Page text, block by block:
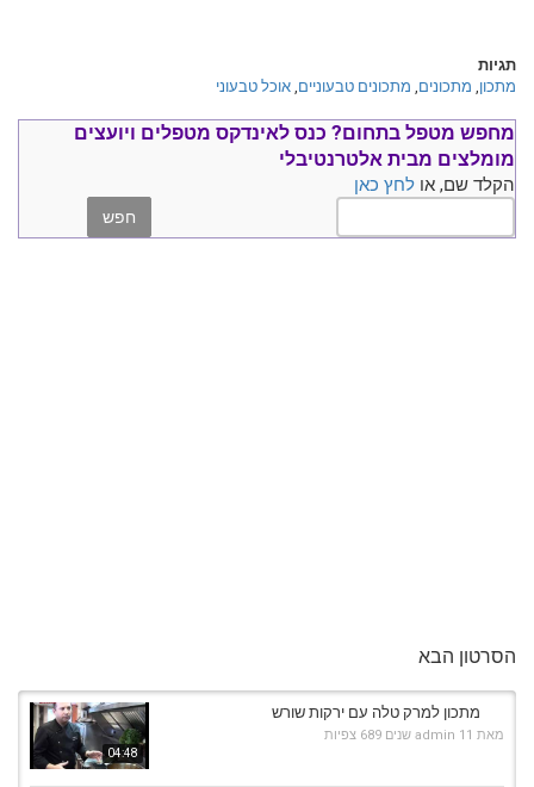
תגיות
מתכון, מתכונים, מתכונים טבעוניים, אוכל טבעוני
מחפש מטפל בתחום? כנס לאינדקס מטפלים ויועצים
מומלצים מבית אלטרנטיבלי
הקלד שם, או לחץ כאן
הסרטון הבא
04:48
מתכון למרק טלה עם ירקות שורש
מאת admin 11 שנים 689 צפיות